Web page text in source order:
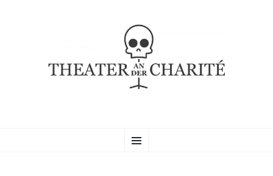
THEATER AN DER
Menü
INHALT